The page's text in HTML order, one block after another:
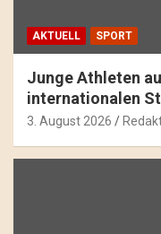
AKTUELL SPORT
Junge Athleten
internationalen
3. August 2026